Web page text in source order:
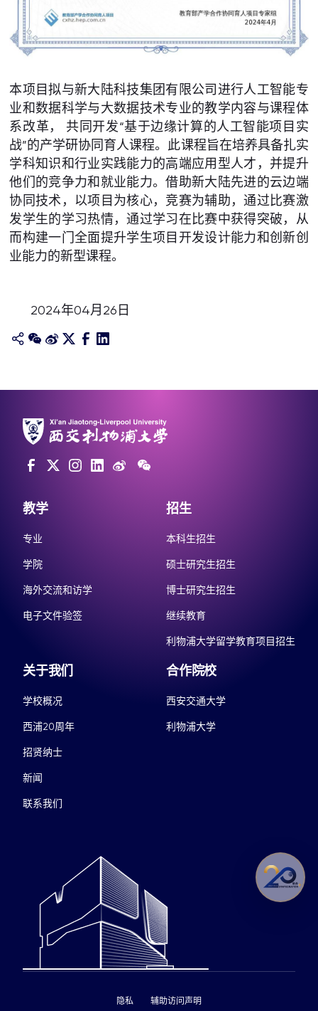
本项目拟与新大陆科技集团有限公司进行人工智能专
业和数据科学与大数据技术专业的教学内容与课程体
系改革， 共同开发“基于边缘计算的人工智能项目实
战”的产学研协同育人课程。此课程旨在培养具备扎实
学科知识和行业实践能力的高端应用型人才，并提升
他们的竞争力和就业能力。借助新大陆先进的云边端
协同技术，以项目为核心，竞赛为辅助，通过比赛激
发学生的学习热情，通过学习在比赛中获得突破，从
而构建一门全面提升学生项目开发设计能力和创新创
业能力的新型课程。
2024年04月26日
教学
专业
学院
海外交流和访学
电子文件验签
招生
本科生招生
硕士研究生招生
博士研究生招生
继续教育
利物浦大学留学教育项目招生
关于我们
学校概况
西浦20周年
招贤纳士
新闻
联系我们
合作院校
西安交通大学
利物浦大学
隐私 辅助访问声明